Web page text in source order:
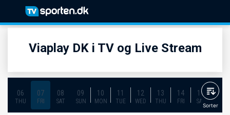
Viaplay DK i TV og Live Stream
06
THU
07
FRI
08
SAT
09
SUN
10
MON
11
TUE
12
WED
13
THU
14
FRI
15
SAT
16
Sorter